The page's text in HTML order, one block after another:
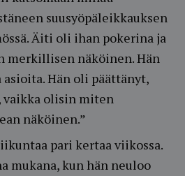
suusyöpäleikkauksen
Äiti oli ihan pokerina ja
merkillisen näköinen. Hän
Hän oli päättänyt,
vaikka olisin miten
näköinen.”
pari kertaa viikossa.
mukana, kun hän neuloo